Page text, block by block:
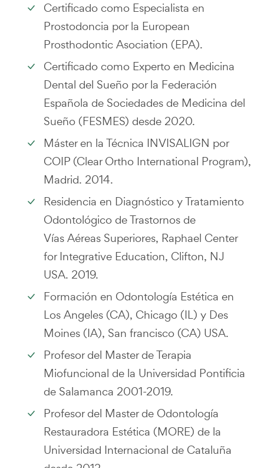
Certificado como Especialista en
Prostodoncia por la European
Prosthodontic Asociation (EPA).
Certificado como Experto en Medicina
Dental del Sueño por la Federación
Española de Sociedades de Medicina del
Sueño (FESMES) desde 2020.
Máster en la Técnica INVISALIGN por
COIP (Clear Ortho International Program),
Madrid. 2014.
Residencia en Diagnóstico y Tratamiento
Odontológico de Trastornos de
Vías Aéreas Superiores, Raphael Center
for Integrative Education, Clifton, NJ
USA. 2019.
Formación en Odontología Estética en
Los Angeles (CA), Chicago (IL) y Des
Moines (IA), San francisco (CA) USA.
Profesor del Master de Terapia
Miofuncional de la Universidad Pontificia
de Salamanca 2001-2019.
Profesor del Master de Odontología
Restauradora Estética (MORE) de la
Universidad Internacional de Cataluña